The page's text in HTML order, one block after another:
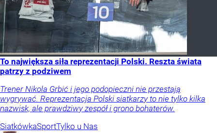
To największa siła reprezentacji Polski. Reszta świata
patrzy z podziwem
Trener Nikola Grbić i jego podopieczni nie przestają
wygrywać. Reprezentacja Polski siatkarzy to nie tylko kilka
nazwisk, ale prawdziwy zespół i grono bohaterów.
SiatkówkaSportTylko u Nas